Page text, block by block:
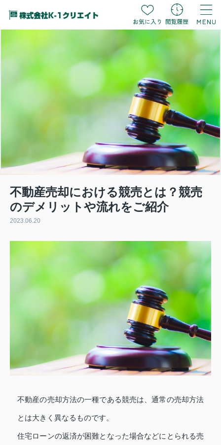
不動産売却における競売とは？競売
のデメリットや流れをご紹介
2023.06.20
不動産の売却方法の一種である競売は、通常の売却方法
とは大きく異なるものです。
住宅ローンの返済が困難となった場合などにとられる売